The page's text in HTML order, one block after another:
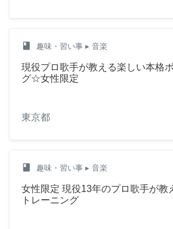
class 趣味・習い事 ▸ 音楽
現役プロ歌手が教える楽しい本格
グ☆女性限定
東京都
class 趣味・習い事 ▸ 音楽
女性限定 現役13年のプロ歌手が教
トレーニング